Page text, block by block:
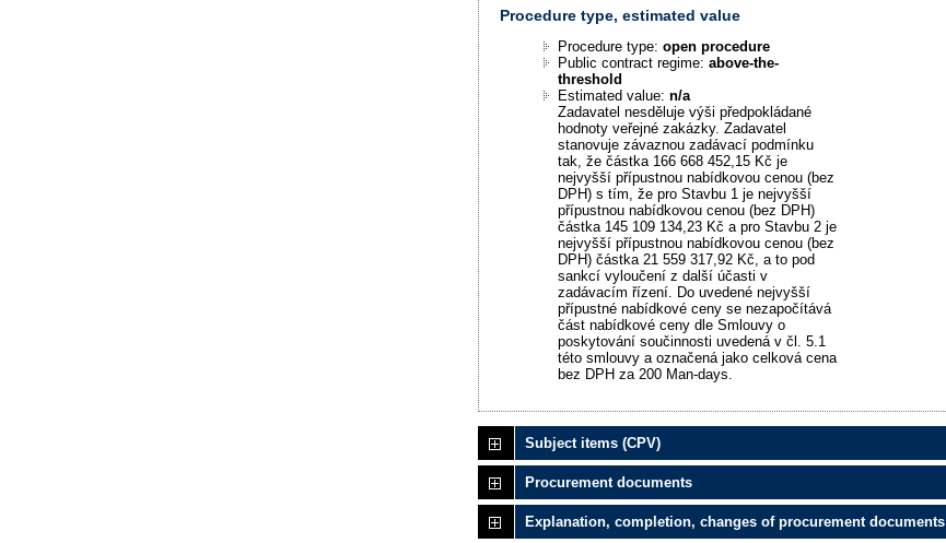
Procedure type, estimated value
Procedure type:open procedure
Public contract regime:above-the-
threshold
Estimated value:n/a
Zadavatel nesděluje výši předpokládané
hodnoty veřejné zakázky. Zadavatel
stanovuje závaznou zadávací podmínku
tak, že částka 166 668 452,15 Kč je
nejvyšší přípustnou nabídkovou cenou (bez
DPH) s tím, že pro Stavbu 1 je nejvyšší
přípustnou nabídkovou cenou (bez DPH)
částka 145 109 134,23 Kč a pro Stavbu 2 je
nejvyšší přípustnou nabídkovou cenou (bez
DPH) částka 21 559 317,92 Kč, a to pod
sankcí vyloučení z další účasti v
zadávacím řízení. Do uvedené nejvyšší
přípustné nabídkové ceny se nezapočítává
část nabídkové ceny dle Smlouvy o
poskytování součinnosti uvedená v čl. 5.1
této smlouvy a označená jako celková cena
bez DPH za 200 Man-days.
Subject items (CPV)
Procurement documents
Explanation, completion, changes of procurement documents